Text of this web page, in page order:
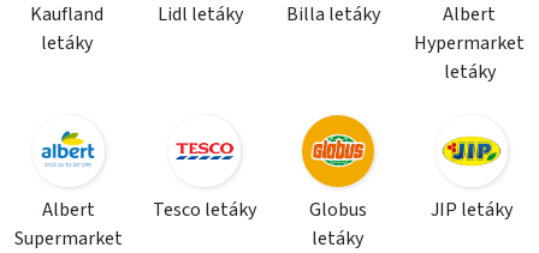
Kaufland
letáky
Lidl letáky Billa letáky
Albert
Hypermarket
letáky
Albert
Supermarket
Tesco letáky
Globus
letáky
JIP letáky